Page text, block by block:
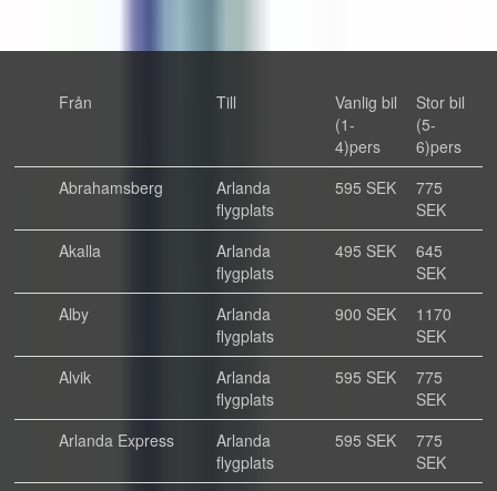
Från Till
Vanlig bil
(1-
4)pers
Stor bil
(5-
6)pers
Abrahamsberg
Arlanda
flygplats
595 SEK
775
SEK
Akalla
Arlanda
flygplats
495 SEK
645
SEK
Alby
Arlanda
flygplats
900 SEK
1170
SEK
Alvik
Arlanda
flygplats
595 SEK
775
SEK
Arlanda Express
Arlanda
flygplats
595 SEK
775
SEK